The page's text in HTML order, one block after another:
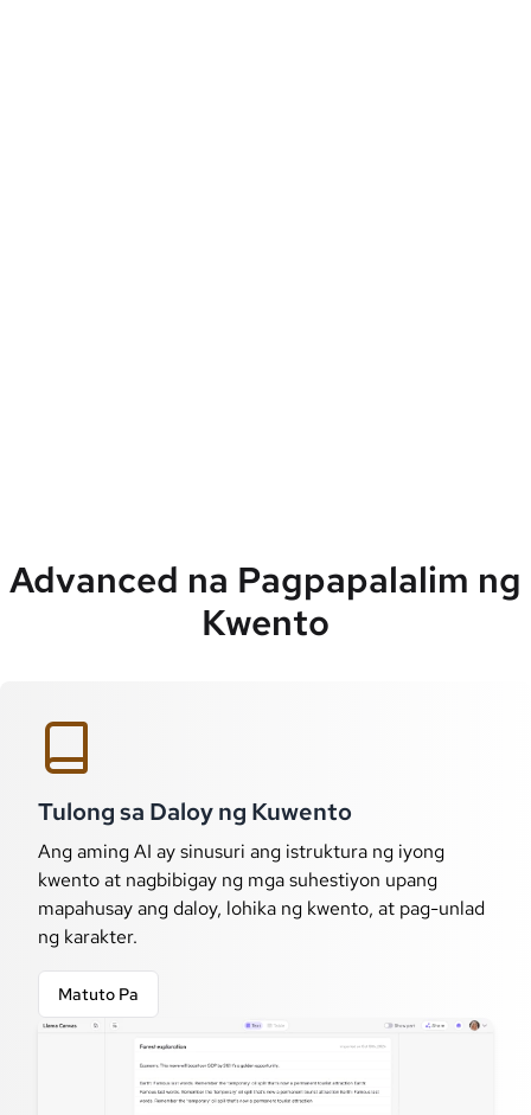
Advanced na Pagpapalalim ng
Kwento
Tulong sa Daloy ng Kuwento
Ang aming AI ay sinusuri ang istruktura ng iyong
kwento at nagbibigay ng mga suhestiyon upang
mapahusay ang daloy, lohika ng kwento, at pag-unlad
ng karakter.
Matuto Pa